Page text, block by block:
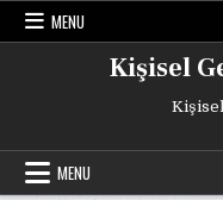
Skip
MENU
Kişisel
MENU